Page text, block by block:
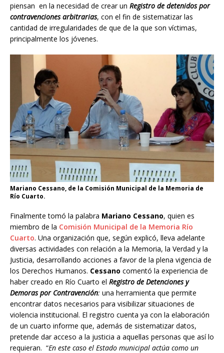
piensan en la necesidad de crear un Registro de detenidos por
contravenciones arbitrarias, con el fin de sistematizar las
cantidad de irregularidades de que de la que son víctimas,
principalmente los jóvenes.
Mariano Cessano, de la Comisión Municipal de la Memoria de
Río Cuarto.
Finalmente tomó la palabra Mariano Cessano, quien es
miembro de la Comisión Municipal de la Memoria Río
Cuarto. Una organización que, según explicó, lleva adelante
diversas actividades con relación a la Memoria, la Verdad y la
Justicia, desarrollando acciones a favor de la plena vigencia de
los Derechos Humanos. Cessano comentó la experiencia de
haber creado en Río Cuarto el Registro de Detenciones y
Demoras por Contravención: una herramienta que permite
encontrar datos necesarios para visibilizar situaciones de
violencia institucional. El registro cuenta ya con la elaboración
de un cuarto informe que, además de sistematizar datos,
pretende dar acceso a la justicia a aquellas personas que así lo
requieran. “En este caso el Estado municipal actúa como un